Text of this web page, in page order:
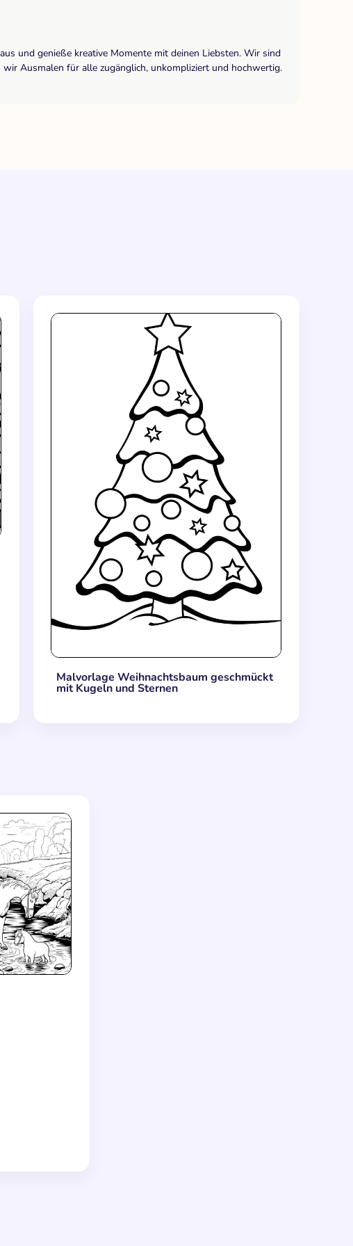
und genieße kreative Momente mit deinen Liebsten. Wir sind
wir Ausmalen für alle zugänglich, unkompliziert und hochwertig.
Malvorlage Weihnachtsbaum geschmückt
mit Kugeln und Sternen